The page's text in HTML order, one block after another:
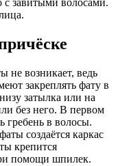
завитыми волосами.
не возникает, ведь
закреплять фату в
затылка или на
без него. В первом
гребень в волосы.
создаётся каркас
крепится
помощи шпилек.